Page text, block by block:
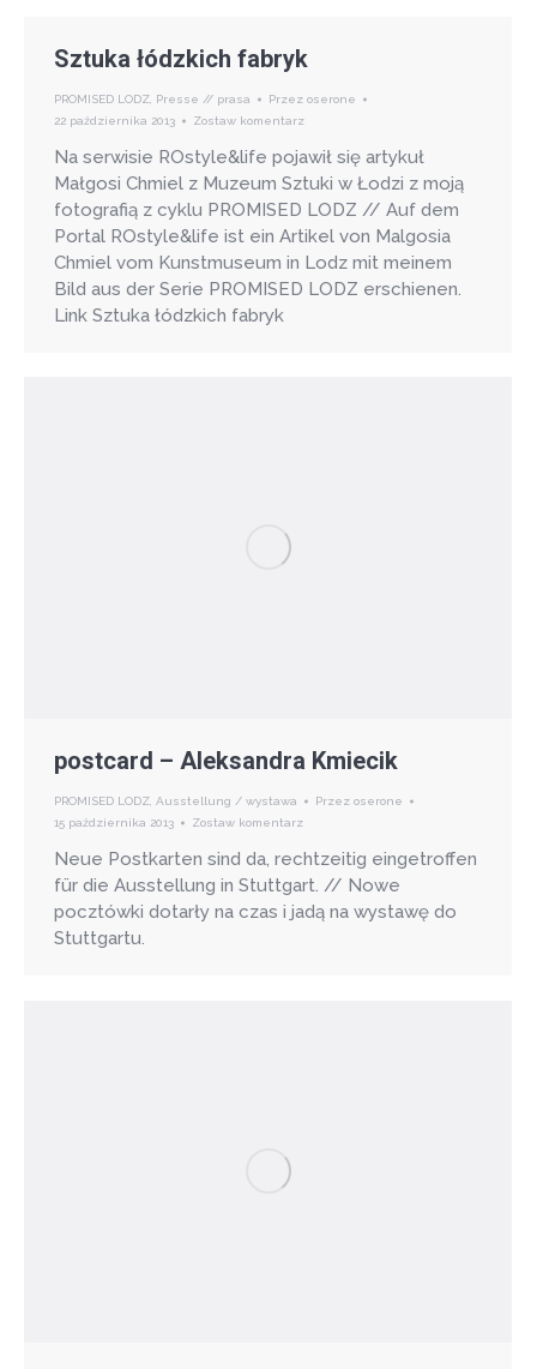
Sztuka łódzkich fabryk
PROMISED LODZ Presse // prasa Przez oserone
22 października 2013
Zostaw komentarz
Na serwisie ROstyle&life pojawił się artykuł
Małgosi Chmiel z Muzeum Sztuki w Łodzi z moją
fotografią z cyklu PROMISED LODZ // Auf dem
Portal ROstyle&life ist ein Artikel von Malgosia
Chmiel vom Kunstmuseum in Lodz mit meinem
Bild aus der Serie PROMISED LODZ erschienen.
Link Sztuka łódzkich fabryk
postcard – Aleksandra Kmiecik
PROMISED LODZ, Ausstellung / wystawa Przez oserone
15 października 2013
Zostaw komentarz
Neue Postkarten sind da, rechtzeitig eingetroffen
für die Ausstellung in Stuttgart. // Nowe
pocztówki dotarły na czas i jadą na wystawę do
Stuttgartu.